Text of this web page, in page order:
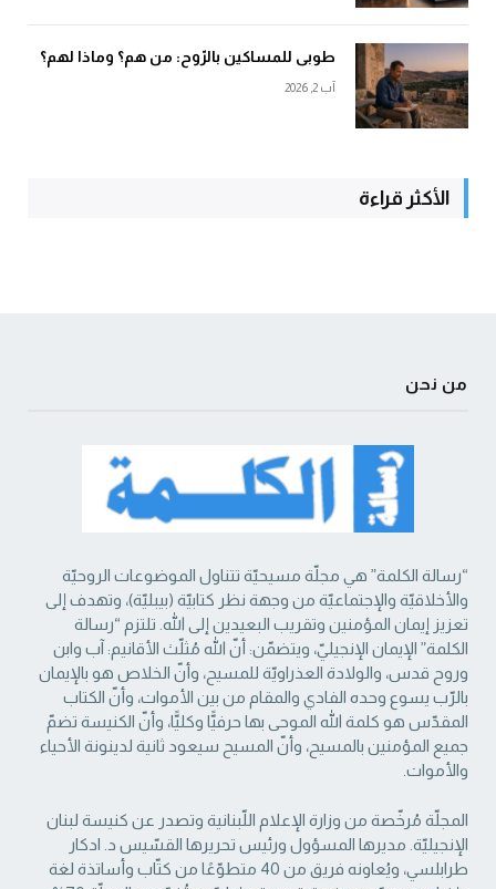
طوبى للمساكين بالرّوح: من هم؟ وماذا لهم؟
آب 2, 2026
الأكثر قراءة
من نحن
“رسالة الكلمة” هي مجلّة مسيحيّة تتناول الموضوعات الروحيّة
والأخلاقيّة والإجتماعيّة من ‏وجهة نظر كتابيّة (بيبليّة)، وتهدف إلى
تعزيز إيمان المؤمنين وتقريب البعيدين إلى الله. تلتزم “رسالة
‏الكلمة” الإيمان الإنجيليّ، ويتضمّن: أنّ الله مُثلّث الأقانيم: آب وابن
وروح قدس، والولادة العذراويّة ‏للمسيح، وأنّ الخلاص هو بالإيمان
بالرّب يسوع وحده الفادي والمقام من بين الأموات، وأنّ الكتاب
‏المقدّس هو كلمة الله الموحى بها حرفيًّا وكليًّا، وأنّ الكنيسة تضمّ
جميع المؤمنين بالمسيح، وأنّ المسيح ‏سيعود ثانية لدينونة الأحياء
والأموات. ‏
المجلّة مُرخّصة من وزارة الإعلام اللّبنانية وتصدر عن كنيسة لبنان
الإنجيليّة. مديرها المسؤول ‏ورئيس تحريرها القسّيس د. ادكار
طرابلسي، ويُعاونه فريق من 40 متطوّعًا من كتّاب وأساتذة لغة